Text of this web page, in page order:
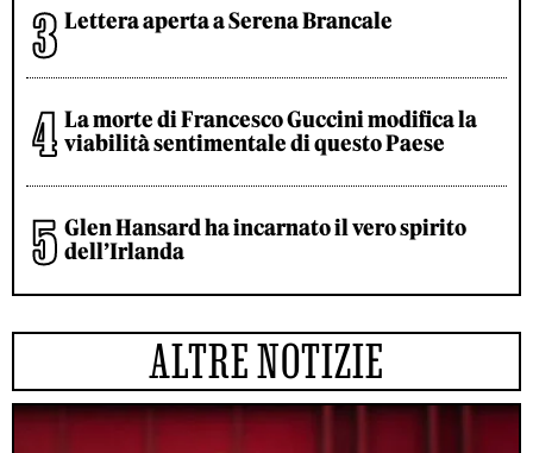
Lettera aperta a Serena Brancale
La morte di Francesco Guccini modifica la
viabilità sentimentale di questo Paese
Glen Hansard ha incarnato il vero spirito
dell’Irlanda
ALTRE NOTIZIE